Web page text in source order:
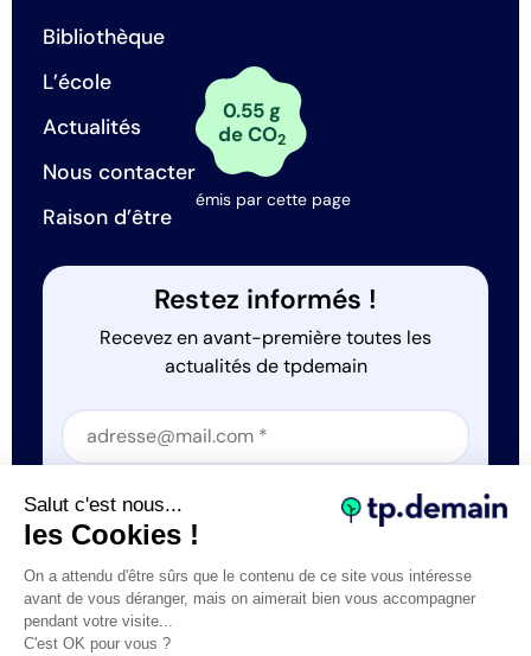
Bibliothèque
L’école
Actualités
Nous contacter
Raison d’être
0.55 g
de CO2
émis par cette page
Restez informés !
Recevez en avant-première toutes les
actualités de tpdemain
Section
Section
J'accepte que tp.demain utilise mes informations
Salut c'est nous...
les Cookies !
On a attendu d'être sûrs que le contenu de ce site vous intéresse
avant de vous déranger, mais on aimerait bien vous accompagner
pendant votre visite...
C'est OK pour vous ?